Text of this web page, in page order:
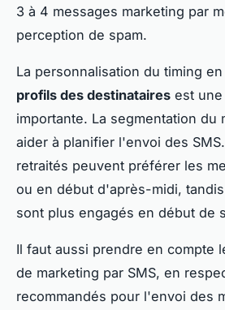
3 à 4 messages marketing par
perception de spam.
La personnalisation du timing
profils des destinataires est
importante. La segmentation du
aider à planifier l'envoi des
retraités peuvent préférer les
ou en début d'après-midi,
sont plus engagés en début de
Il faut aussi prendre en compte
de marketing par SMS, en
recommandés pour l'envoi des